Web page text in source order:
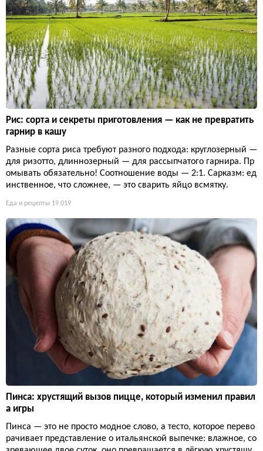
Рис: сорта и секреты приготовления — как не превратить
гарнир в кашу
Разные сорта риса требуют разного подхода: круглозерный —
для ризотто, длиннозерный — для рассыпчатого гарнира. Пр
омывать обязательно! Соотношение воды — 2:1. Сарказм: ед
инственное, что сложнее, — это сварить яйцо всмятку.
Еда и рецепты 19 019
Пинса: хрустящий вызов пицце, который изменил правил
а игры
Пинса — это не просто модное слово, а тесто, которое перево
рачивает представление о итальянской выпечке: влажное, со